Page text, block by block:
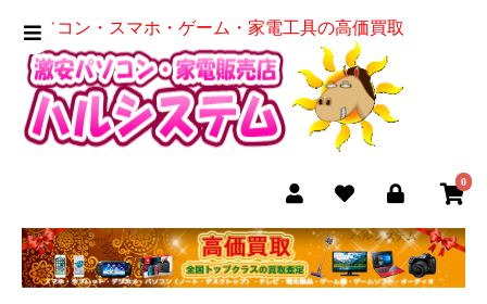
パソコン・スマホ・ゲーム・家電工具の高価買取
0